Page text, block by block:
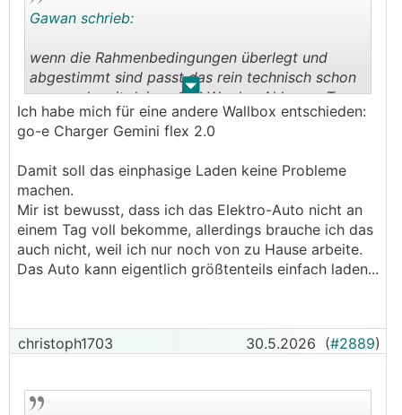
. .
Gawan schrieb:
wenn die Rahmenbedingungen überlegt und
abgestimmt sind passt das rein technisch schon
- wenn du mit deinen 2,7kWp den Akku am Tag
voll bekommst und dann am abend die 15kWh
Auto lädst ... warum nicht
ich hab relativ ähnliche Akkus wie die Eco-
Worthy 48V 314Ah, damit klappt das völlig
problemlos, der einphasige MP bringt eh ned
mehr als 75A aus dem Akku raus oder rein
die Wallbox muss natürlich mit nur 1P betrieben
Ich habe mich für eine andere Wallbox entschieden:
go-e Charger Gemini flex 2.0
Damit soll das einphasige Laden keine Probleme
machen.
Mir ist bewusst, dass ich das Elektro-Auto nicht an
einem Tag voll bekomme, allerdings brauche ich das
auch nicht, weil ich nur noch von zu Hause arbeite.
Das Auto kann eigentlich größtenteils einfach laden...
christoph1703 30.5.2026 (#2889)